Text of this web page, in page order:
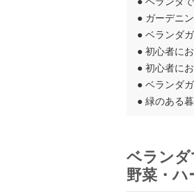
● ガーデニ
● ベランダ
● 初心者に
● 初心者に
● ベランダ
● 緑のある
ベランダ
野菜・ハ